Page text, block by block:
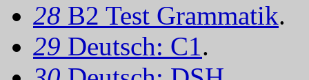
28 B2 Test Grammatik.
29 Deutsch: C1.